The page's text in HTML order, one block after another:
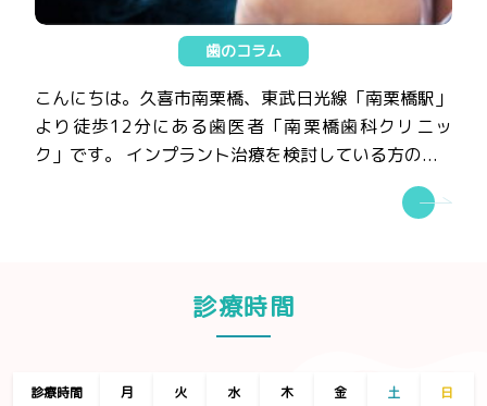
歯のコラム
こんにちは。久喜市南栗橋、東武日光線「南栗橋駅」
より徒歩12分にある歯医者「南栗橋歯科クリニッ
ク」です。 インプラント治療を検討している方の...
診療時間
診療時間 月 火 水 木 金 土 日